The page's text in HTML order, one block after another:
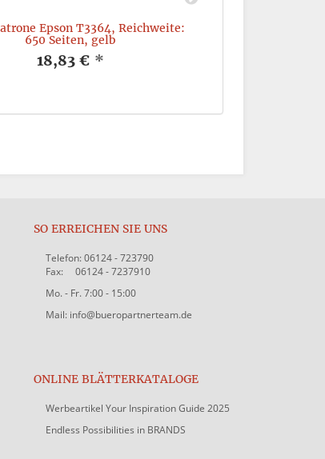
Epson T3364, Reichweite:
650 Seiten, gelb
18,83 € *
SO ERREICHEN SIE UNS
Telefon: 06124 - 723790
Fax: 06124 - 7237910
Mo. - Fr. 7:00 - 15:00
Mail: info@bueropartnerteam.de
ONLINE BLÄTTERKATALOGE
Werbeartikel Your Inspiration Guide 2025
Endless Possibilities in BRANDS